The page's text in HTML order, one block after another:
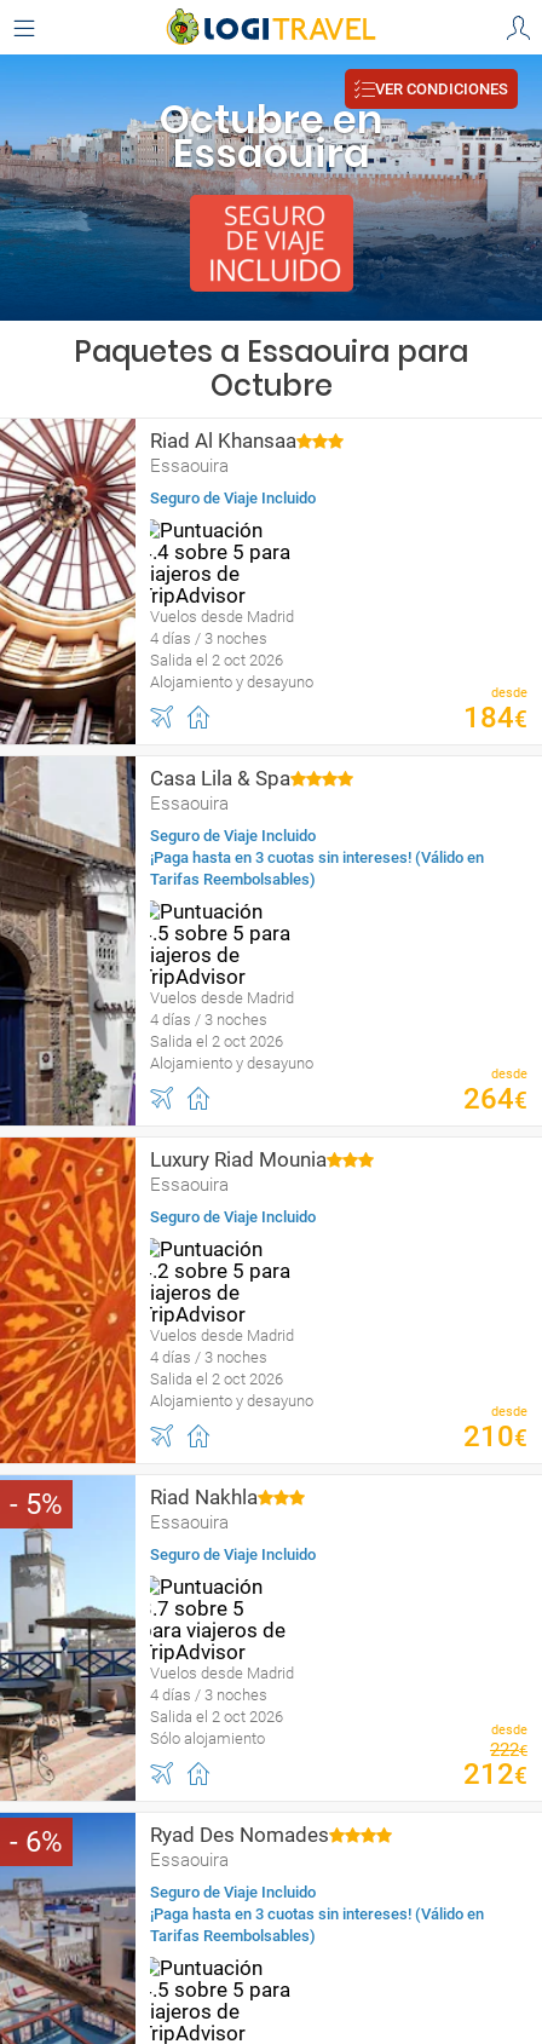
Octubre en
Essaouira
VER CONDICIONES
Paquetes a Essaouira para
Octubre
Riad Al Khansaa
Essaouira
Seguro de Viaje Incluido
Vuelos desde Madrid
4 días / 3 noches
Salida el 2 oct 2026
Alojamiento y desayuno
desde
184€
Casa Lila & Spa
Essaouira
Seguro de Viaje Incluido
¡Paga hasta en 3 cuotas sin intereses! (Válido en
Tarifas Reembolsables)
Vuelos desde Madrid
4 días / 3 noches
Salida el 2 oct 2026
Alojamiento y desayuno
desde
264€
Luxury Riad Mounia
Essaouira
Seguro de Viaje Incluido
Vuelos desde Madrid
4 días / 3 noches
Salida el 2 oct 2026
Alojamiento y desayuno
desde
210€
5 Riad Nakhla
Essaouira
Seguro de Viaje Incluido
Vuelos desde Madrid
4 días / 3 noches
Salida el 2 oct 2026
Sólo alojamiento
desde
222€
212€
6 Ryad Des Nomades
Essaouira
Seguro de Viaje Incluido
¡Paga hasta en 3 cuotas sin intereses! (Válido en
Tarifas Reembolsables)